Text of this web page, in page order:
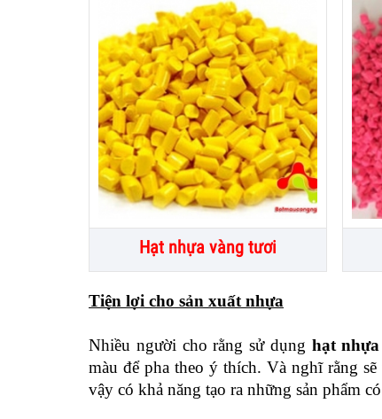
Hạt nhựa vàng tươi
Tiện lợi cho sản xuất nhựa
Nhiều người cho rằng sử dụng hạt
màu để pha theo ý thích. Và nghĩ rằng
vậy có khả năng tạo ra những sản phẩm